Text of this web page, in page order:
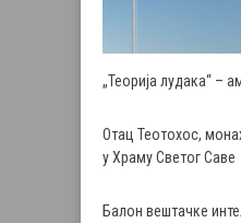
„Теорија лудака“ –
Отац Теотохос,
у Храму Светог Саве
Балон вештачке